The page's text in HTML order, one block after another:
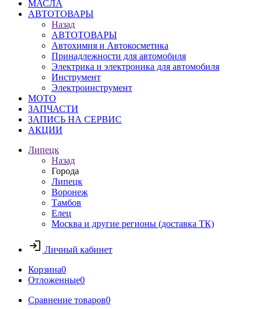
МАСЛА
АВТОТОВАРЫ
Назад
АВТОТОВАРЫ
Автохимия и Автокосметика
Принадлежности для автомобиля
Электрика и электроника для автомобиля
Инструмент
Электроинструмент
МОТО
ЗАПЧАСТИ
ЗАПИСЬ НА СЕРВИС
АКЦИИ
Липецк
Назад
Города
Липецк
Воронеж
Тамбов
Елец
Москва и другие регионы (доставка ТК)
Личный кабинет
Корзина0
Отложенные0
Сравнение товаров0